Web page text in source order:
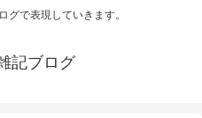
グで表現していきます。
記ブログ